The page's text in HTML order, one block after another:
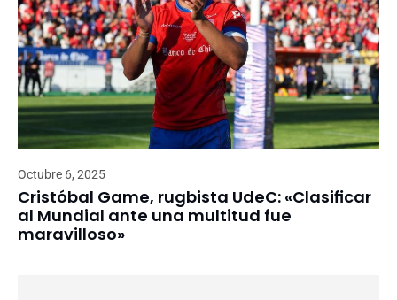
Octubre 6, 2025
Cristóbal Game, rugbista UdeC: «Clasificar
al Mundial ante una multitud fue
maravilloso»